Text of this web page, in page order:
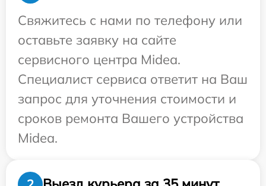
Свяжитесь с нами по телефону или
оставьте заявку на сайте
сервисного центра Midea.
Специалист сервиса ответит на Ваш
запрос для уточнения стоимости и
сроков ремонта Вашего устройства
Midea.